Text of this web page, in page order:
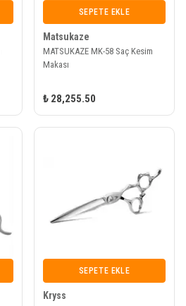
SEPETE EKLE
Matsukaze
MATSUKAZE MK-58 Saç Kesim
Makası
₺ 28,255.50
SEPETE EKLE
Kryss